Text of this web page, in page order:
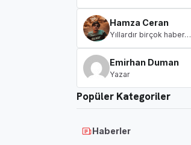
Hamza Ceran
Yıllardır birçok haber…
Emirhan Duman
Yazar
Popüler Kategoriler
Haberler